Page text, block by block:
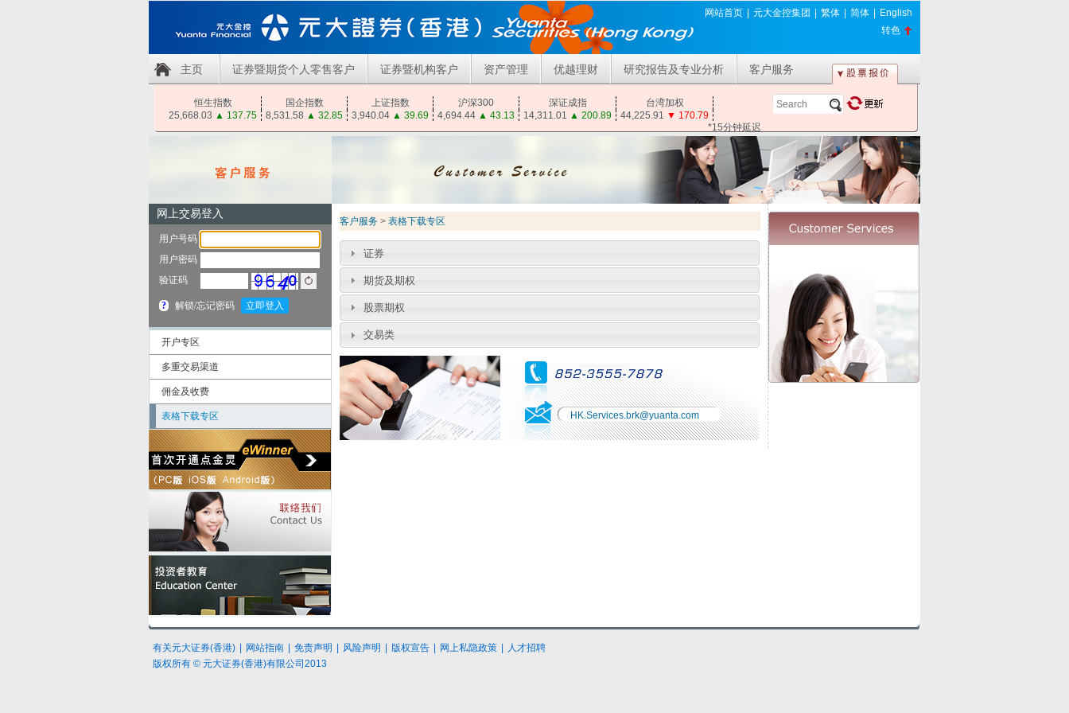
网站首页 元大金控集团 繁体 简体
English
转色
主页 证券暨期货个人零售客户 证券暨机构客户 资产管理 优越理财 研究报告及专业分析 客户服务
恒生指数 国企指数 上证指数 沪深300 深证成指
台湾加权
25,668.03 ▲ 137.75 8,531.58 ▲ 32.85 3,940.04 ▲ 39.69 4,694.44 ▲ 43.13 14,311.01 ▲ 200.89 44,225.91 ▼ 170.79
*15分钟延迟
开户专区
多重交易渠道
佣金及收费
表格下载专区
客户服务 > 表格下载专区
证券
期货及期权
股票期权
交易类
HK.Services.brk@yuanta.com
有关元大证券(香港) 网站指南 免责声明 风险声明 版权宣告 网上私隐政策
人才招聘
版权所有 © 元大证券(香港)有限公司2013